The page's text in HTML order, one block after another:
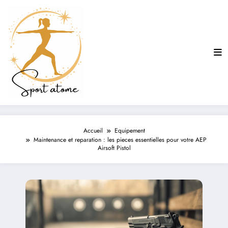
contenu
Accueil
Equipement
Maintenance et reparation : les pieces essentielles pour votre AEP
Airsoft Pistol